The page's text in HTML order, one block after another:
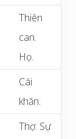
Thiên
can.
Họ.
Cái
khăn.
Thợ. Sự